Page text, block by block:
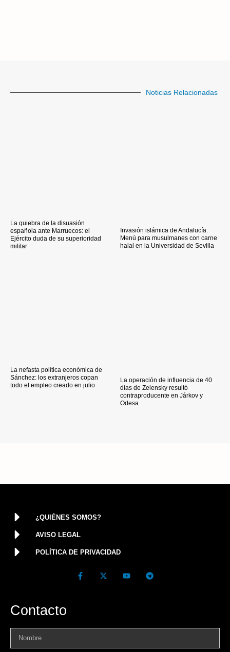
Noticias Relacionadas
La quiebra de la disuasión
española ante Marruecos: el
Ejército duda de su superioridad
militar
Invasión islámica de Andalucía.
Menú para musulmanes con carne
halal en la Universidad de Sevilla
La nefasta política económica de
Sánchez: los extranjeros copan
todo el empleo creado en julio
La operación de influencia de 40
días de Zelensky resultó
contraproducente en Járkov y
Odesa
¿QUIÉNES SOMOS?
AVISO LEGAL
POLÍTICA DE PRIVACIDAD
Contacto